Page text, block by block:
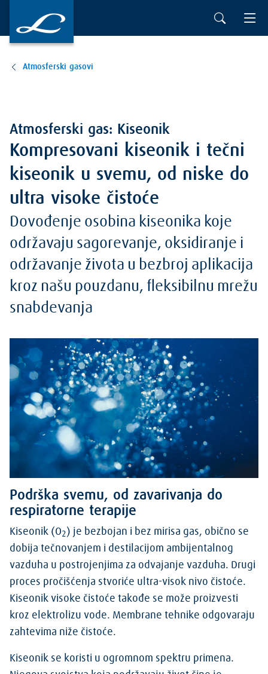
Atmosferski gasovi
Atmosferski gas: Kiseonik
Kompresovani kiseonik i tečni
kiseonik u svemu, od niske do
ultra visoke čistoće
Dovođenje osobina kiseonika koje
održavaju sagorevanje, oksidiranje i
održavanje života u bezbroj aplikacija
kroz našu pouzdanu, fleksibilnu mrežu
snabdevanja
Podrška svemu, od zavarivanja do
respiratorne terapije
Kiseonik (O2 ) je bezbojan i bez mirisa gas, obično se
dobija tečnovanjem i destilacijom ambijentalnog
vazduha u postrojenjima za odvajanje vazduha. Drugi
proces pročišćenja stvoriće ultra-visok nivo čistoće.
Kiseonik visoke čistoće takođe se može proizvesti
kroz elektrolizu vode. Membrane tehnike odgovaraju
zahtevima niže čistoće.
Kiseonik se koristi u ogromnom spektru primena.